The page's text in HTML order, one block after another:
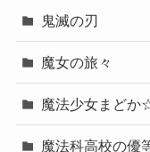
鬼滅の刃
魔女の旅々
魔法少女まどか
魔法科高校の優